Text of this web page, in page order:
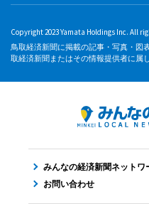
Copyright 2023 Yamata Holdings Inc. All
鳥取経済新聞に掲載の記事・写真・図
取経済新聞またはその情報提供者に属し
みんなの経済新聞ネットワ
お問い合わせ